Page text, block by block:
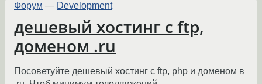
Форум — Development
дешевый хостинг с ftp,
доменом .ru
Посоветуйте дешевый хостинг с ftp, php и доменом в